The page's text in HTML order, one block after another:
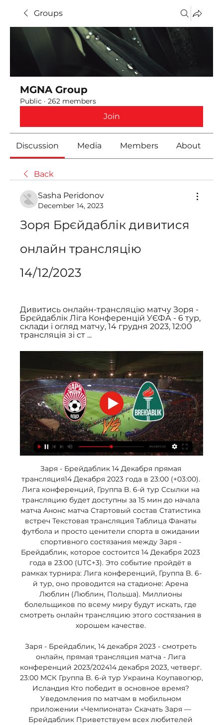
Groups
MGNA Group
Public · 262 members
Join
Discussion Media Members About
Back
Sasha Peridonov
December 14, 2023
Зоря Брєйдаблік дивитися
онлайн трансляцію
14/12/2023
Дивитись онлайн-трансляцію матчу Зоря -
Брєйдаблік Ліга Конференцій УЄФА - 6 тур,
склади і огляд матчу, 14 грудня 2023, 12:00
трансляція зі ст ...
Заря - Брейдаблик 14 Декабря прямая
трансляция14 Декабря 2023 года в 23:00 (+03:00).
Лига конференций, Группа B. 6-й тур Ссылки на
трансляцию будет доступны за 15 мин до начала
матча Анонс матча Стартовый состав Статистика
встреч Текстовая трансляция Таблица Фанаты
футбола и просто ценители спорта в ожидании
спортивного состязания между Заря -
Брейдаблик, которое состоится 14 Декабря 2023
года в 23:00 (UTC+3). Это событие пройдёт в
рамках турнира: Лига конференций, Группа B. 6-
й тур, оно проводится на стадионе: Арена
Люблин (Люблин, Польша). Миллионы
болельщиков по всему миру будут искать, где
смотреть онлайн трансляцию этого состязания в
хорошем качестве.
Заря - Брейдаблик, 14 декабря 2023 - смотреть
онлайн, прямая трансляция матча - Лига
конференций 2023/202414 декабря 2023, четверг.
23:00 МСК Группа B. 6-й тур Украина Коупавогюр,
Исландия Кто победит в основное время?
Уведомления по матчам в мобильном
приложении «Чемпионата» Скачать Заря —
Брейдаблик Приветствуем всех любителей